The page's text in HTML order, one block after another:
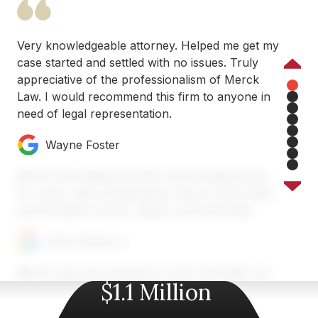
Very knowledgeable attorney. Helped me get my
case started and settled with no issues. Truly
appreciative of the professionalism of Merck
Law. I would recommend this firm to anyone in
need of legal representation.
Wayne Foster
car accident near Atlanta. Austin and his team
took the time to explain everything, handled the
Previous
1
2
3
4
5
6
7
8
$1.1 Million